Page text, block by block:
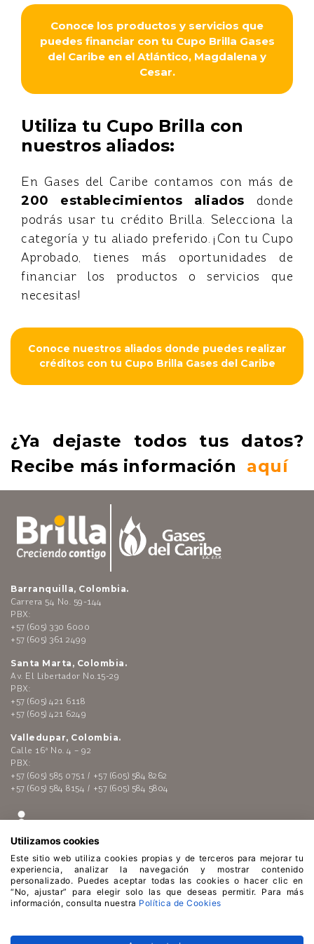
Conoce los productos y servicios que
puedes financiar con tu Cupo Brilla Gases
del Caribe en el Atlántico, Magdalena y
Cesar.
Utiliza tu Cupo Brilla con
nuestros aliados:
En Gases del Caribe contamos con más de
200
establecimientos aliados donde
podrás usar tu crédito Brilla. Selecciona la
categoría y tu aliado preferido. ¡Con tu Cupo
Aprobado, tienes más oportunidades de
financiar los productos o servicios que
necesitas!
Conoce nuestros aliados donde puedes realizar
créditos con tu Cupo Brilla Gases del Caribe
¿Ya dejaste todos tus datos?
Recibe más información
aquí
Barranquilla, Colombia.
Carrera 54 No. 59-144
PBX:
+57 (605) 330 6000
+57 (605) 361 2499
Santa Marta, Colombia.
Av. El Libertador No.15-29
PBX:
+57 (605) 421 6118
+57 (605) 421 6249
Valledupar, Colombia.
Calle 16ª No. 4 – 92
PBX:
+57 (605) 585 0751 / +57 (605) 584 8262
+57 (605) 584 8154 / +57 (605) 584 5804
Enlaces de interés:Polí­tica de tratamiento de datos
Utilizamos cookies
Este sitio web utiliza cookies propias y de terceros para mejorar tu
experiencia, analizar la navegación y mostrar contenido
personalizado. Puedes aceptar todas las cookies o hacer clic en
“No, ajustar” para elegir solo las que deseas permitir. Para más
información, consulta nuestra Política de Cookies